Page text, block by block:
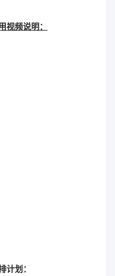
频说明：
划：